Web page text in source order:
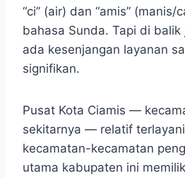
“ci” (air) dan “amis” (manis/
bahasa Sunda. Tapi di
ada kesenjangan layanan
signifikan.
Pusat Kota Ciamis —
sekitarnya — relatif
kecamatan-kecamatan
utama kabupaten ini